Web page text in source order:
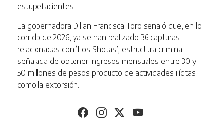
estupefacientes.
La gobernadora Dilian Francisca Toro señaló que, en lo
corrido de 2026, ya se han realizado 36 capturas
relacionadas con ‘Los Shotas’, estructura criminal
señalada de obtener ingresos mensuales entre 30 y
50 millones de pesos producto de actividades ilícitas
como la extorsión.